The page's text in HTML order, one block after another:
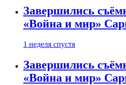
Завершились
«Война и мир»
1 неделя спустя
Завершились
«Война и мир»